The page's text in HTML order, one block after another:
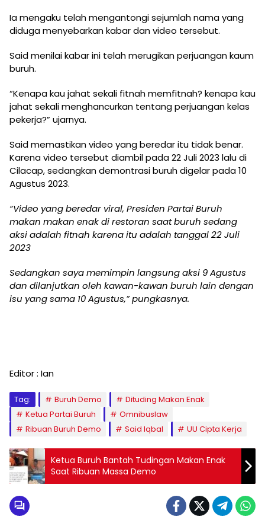
Ia mengaku telah mengantongi sejumlah nama yang
diduga menyebarkan kabar dan video tersebut.
Said menilai kabar ini telah merugikan perjuangan kaum
buruh.
“Kenapa kau jahat sekali fitnah memfitnah? kenapa kau
jahat sekali menghancurkan tentang perjuangan kelas
pekerja?” ujarnya.
Said memastikan video yang beredar itu tidak benar.
Karena video tersebut diambil pada 22 Juli 2023 lalu di
Cilacap, sedangkan demontrasi buruh digelar pada 10
Agustus 2023.
“Video yang beredar viral, Presiden Partai Buruh
makan makan enak di restoran saat buruh sedang
aksi adalah fitnah karena itu adalah tanggal 22 Juli
2023
Sedangkan saya memimpin langsung aksi 9 Agustus
dan dilanjutkan oleh kawan-kawan buruh lain dengan
isu yang sama 10 Agustus,” pungkasnya.
Editor : Ian
Tag: Buruh Demo
Dituding Makan Enak
Ketua Partai Buruh
Omnibuslaw
Ribuan Buruh Demo
Said Iqbal UU Cipta Kerja
Ketua Buruh Bantah Tudingan Makan Enak
Saat Ribuan Massa Demo